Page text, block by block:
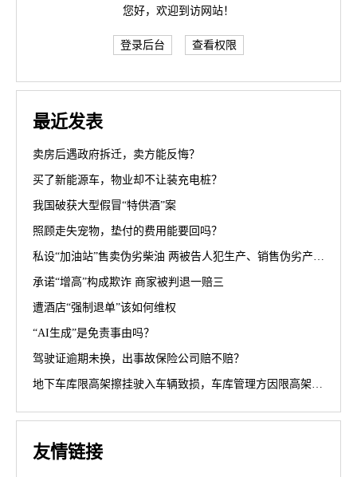
您好，欢迎到访网站！
登录后台 查看权限
最近发表
卖房后遇政府拆迁，卖方能反悔？
买了新能源车，物业却不让装充电桩？
我国破获大型假冒“特供酒”案
照顾走失宠物，垫付的费用能要回吗？
私设“加油站”售卖伪劣柴油 两被告人犯生产、销售伪劣产品罪获刑罚
承诺“增高”构成欺诈 商家被判退一赔三
遭酒店“强制退单”该如何维权
“AI生成”是免责事由吗？
驾驶证逾期未换，出事故保险公司赔不赔？
地下车库限高架擦挂驶入车辆致损，车库管理方因限高架设置高度不符合规范被判担责70%
友情链接